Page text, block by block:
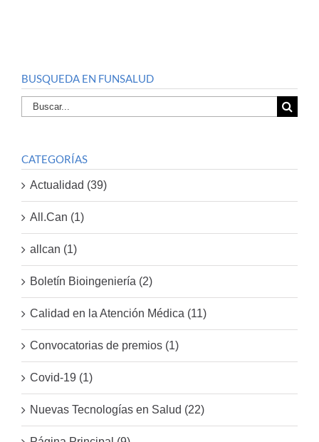
BUSQUEDA EN FUNSALUD
Buscar
por:
CATEGORÍAS
Actualidad (39)
All.Can (1)
allcan (1)
Boletín Bioingeniería (2)
Calidad en la Atención Médica (11)
Convocatorias de premios (1)
Covid-19 (1)
Nuevas Tecnologías en Salud (22)